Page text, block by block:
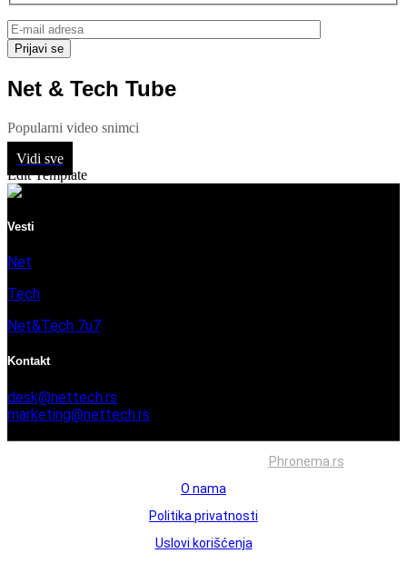
Net & Tech Tube
Popularni video snimci
Vidi sve
Edit Template
Vesti
Net
Tech
Net&Tech 7u7
Kontakt
desk@nettech.rs
marketing@nettech.rs
Phronema.rs
O nama
Politika privatnosti
Uslovi korišćenja